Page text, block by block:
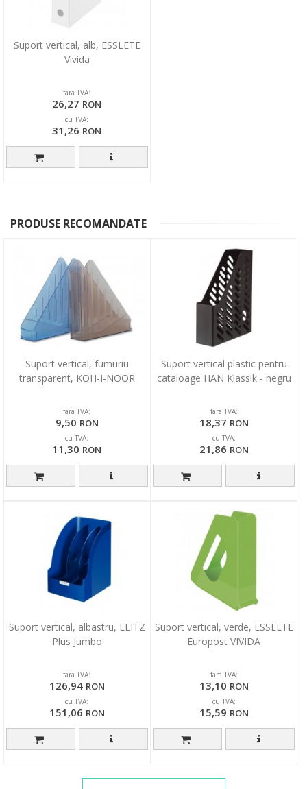
Suport vertical, alb, ESSLETE
Vivida
fara TVA:
26,27 RON
cu TVA:
31,26 RON
PRODUSE RECOMANDATE
Suport vertical, fumuriu
transparent, KOH-I-NOOR
fara TVA:
9,50 RON
cu TVA:
11,30 RON
Suport vertical plastic pentru
cataloage HAN Klassik - negru
fara TVA:
18,37 RON
cu TVA:
21,86 RON
Suport vertical, albastru, LEITZ
Plus Jumbo
fara TVA:
126,94 RON
cu TVA:
151,06 RON
Suport vertical, verde, ESSELTE
Europost VIVIDA
fara TVA:
13,10 RON
cu TVA:
15,59 RON